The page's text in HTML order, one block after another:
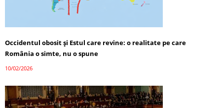
Occidentul obosit și Estul care revine: o realitate pe care
România o simte, nu o spune
10/02/2026